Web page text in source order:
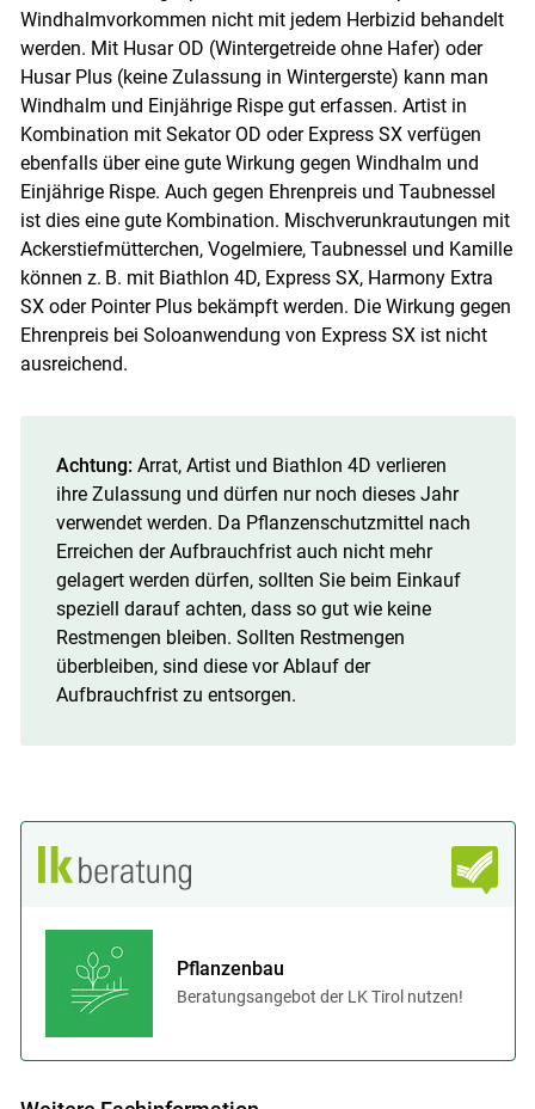
Windhalmvorkommen nicht mit jedem Herbizid behandelt
werden. Mit Husar OD (Wintergetreide ohne Hafer) oder
Husar Plus (keine Zulassung in Wintergerste) kann man
Windhalm und Einjährige Rispe gut erfassen. Artist in
Kombination mit Sekator OD oder Express SX verfügen
ebenfalls über eine gute Wirkung gegen Windhalm und
Einjährige Rispe. Auch gegen Ehrenpreis und Taubnessel
ist dies eine gute Kombination. Mischverunkrautungen mit
Ackerstiefmütterchen, Vogelmiere, Taubnessel und Kamille
können z. B. mit Biathlon 4D, Express SX, Harmony Extra
SX oder Pointer Plus bekämpft werden. Die Wirkung gegen
Ehrenpreis bei Soloanwendung von Express SX ist nicht
ausreichend.
Achtung: Arrat, Artist und Biathlon 4D verlieren
ihre Zulassung und dürfen nur noch dieses Jahr
verwendet werden. Da Pflanzenschutzmittel nach
Erreichen der Aufbrauchfrist auch nicht mehr
gelagert werden dürfen, sollten Sie beim Einkauf
speziell darauf achten, dass so gut wie keine
Restmengen bleiben. Sollten Restmengen
überbleiben, sind diese vor Ablauf der
Aufbrauchfrist zu entsorgen.
Pflanzenbau
Beratungsangebot der LK Tirol nutzen!